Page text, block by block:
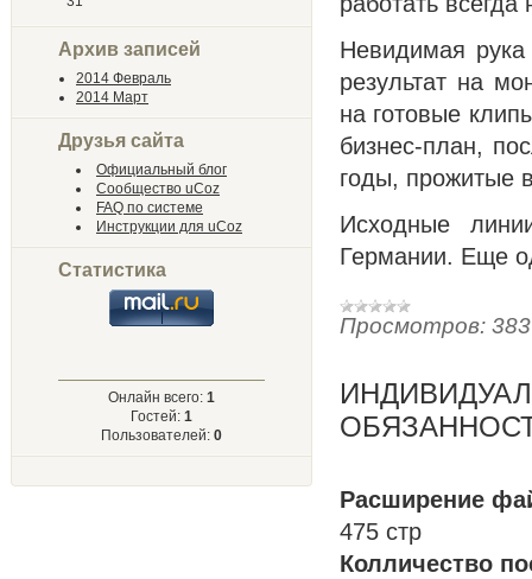
Архив записей
2014 Февраль
2014 Март
Друзья сайта
Официальный блог
Сообщество uCoz
FAQ по системе
Инструкции для uCoz
Статистика
Онлайн всего: 1
Гостей: 1
Пользователей: 0
Невидимая рука
результат на
на готовые
бизнес-план,
годы, прожитые
Исходные
Германии. Еще
Просмотров: 383
Расширение
475 стр
Колличество